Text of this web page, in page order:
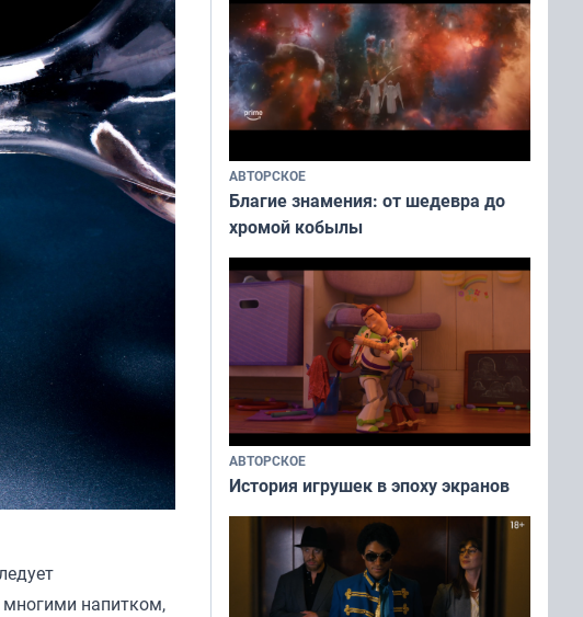
многими напитком,
АВТОРСКОЕ
Благие знамения: от шедевра до
хромой кобылы
АВТОРСКОЕ
История игрушек в эпоху экранов